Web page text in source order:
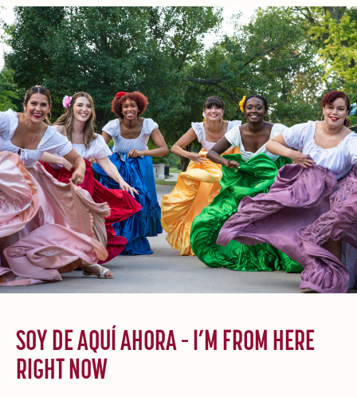
SOY DE AQUÍ AHORA – I’M FROM HERE
RIGHT NOW